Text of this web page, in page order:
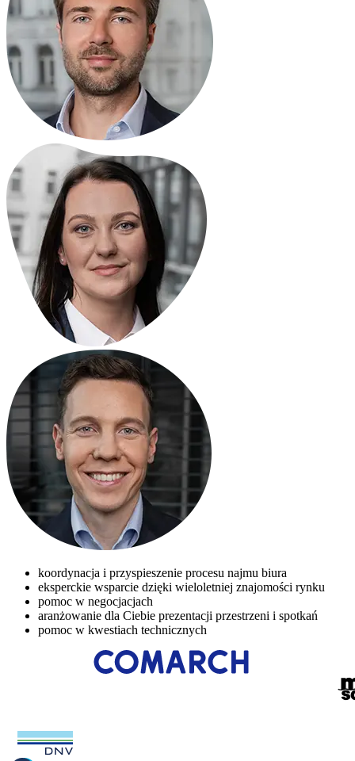
koordynacja i przyspieszenie procesu najmu biura
eksperckie wsparcie dzięki wieloletniej znajomości rynku
pomoc w negocjacjach
aranżowanie dla Ciebie prezentacji przestrzeni i spotkań
pomoc w kwestiach technicznych